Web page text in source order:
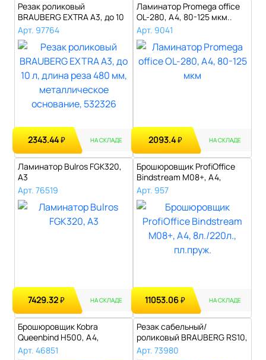
Резак роликовый
BRAUBERG EXTRA A3, до 10
л, длина реза ..
Арт. 97764
2343.44₽ НА СКЛАДЕ
Ламинатор Promega office
OL-280, А4, 80-125 мкм..
Арт. 9041
2093.4₽ НА СКЛАДЕ
Ламинатор Bulros FGK320,
А3
Арт. 76519
7429.32₽ НА СКЛАДЕ
Брошюровщик ProfiOffice
Bindstream M08+, А4,
8л./220л.,..
Арт. 957
11053.06₽ НА СКЛАДЕ
Брошюровщик Kobra
Queenbind H500, А4,
12л./450л., пл.пр..
Арт. 46851
Резак сабельный/
роликовый BRAUBERG RS10,
на 10 л, длина..
Арт. 73980